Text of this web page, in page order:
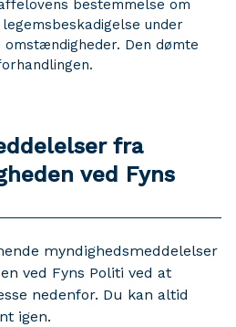
bestemmelse om
under
Den dømte
fra
ved Fyns
myndighedsmeddelelser
ved Fyns Politi ved at
nedenfor. Du kan altid
igen.